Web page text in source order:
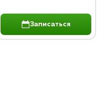
Записаться